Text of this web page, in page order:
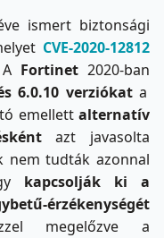
ismert biztonsági
CVE-2020-12812
Fortinet 2020-ban
6.0.10 verziókata
emellett alternatív
azt javasolta
nem tudták azonnal
kapcsolják ki a
érzékenységét
megelőzve a